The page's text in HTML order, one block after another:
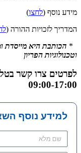
מידע נוסף (לחצו)
המדריך לזכויות ההורה (
* הכותבת היא מייסדת
וטכנולוגיות הפריון
09:00-17:00
למידע נוסף